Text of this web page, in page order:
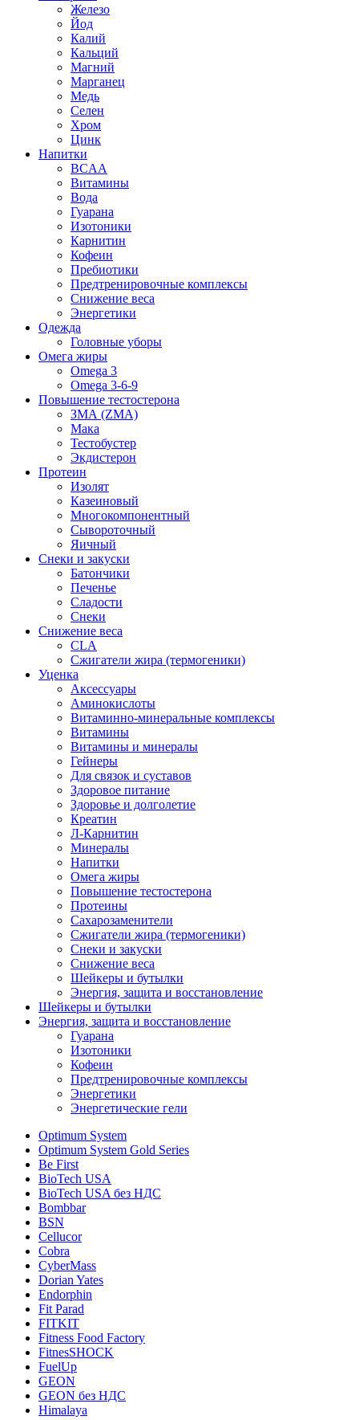
Железо
Йод
Калий
Кальций
Магний
Марганец
Медь
Селен
Хром
Цинк
Напитки
BCAA
Витамины
Вода
Гуарана
Изотоники
Карнитин
Кофеин
Пребиотики
Предтренировочные комплексы
Снижение веса
Энергетики
Одежда
Головные уборы
Омега жиры
Omega 3
Omega 3-6-9
Повышение тестостерона
ЗМА (ZMA)
Мака
Тестобустер
Экдистерон
Протеин
Изолят
Казеиновый
Многокомпонентный
Сывороточный
Яичный
Снеки и закуски
Батончики
Печенье
Сладости
Снеки
Снижение веса
CLA
Сжигатели жира (термогеники)
Уценка
Аксессуары
Аминокислоты
Витаминно-минеральные комплексы
Витамины
Витамины и минералы
Гейнеры
Для связок и суставов
Здоровое питание
Здоровье и долголетие
Креатин
Л-Карнитин
Минералы
Напитки
Омега жиры
Повышение тестостерона
Протеины
Сахарозаменители
Сжигатели жира (термогеники)
Снеки и закуски
Снижение веса
Шейкеры и бутылки
Энергия, защита и восстановление
Шейкеры и бутылки
Энергия, защита и восстановление
Гуарана
Изотоники
Кофеин
Предтренировочные комплексы
Энергетики
Энергетические гели
Optimum System
Optimum System Gold Series
Be First
BioTech USA
BioTech USA без НДС
Bombbar
BSN
Cellucor
Cobra
CyberMass
Dorian Yates
Endorphin
Fit Parad
FITKIT
Fitness Food Factory
FitnesSHOCK
FuelUp
GEON
GEON без НДС
Himalaya